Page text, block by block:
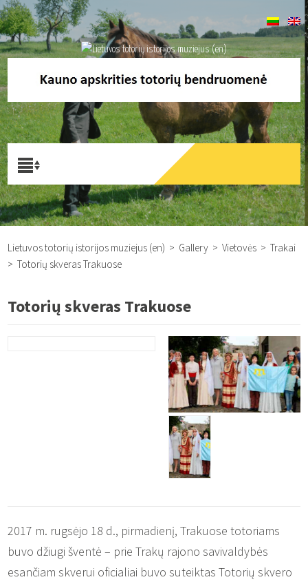
Lietuvos totorių istorijos muziejus (en) > Gallery >Vietovės >Trakai
>Totorių skveras Trakuose
Totorių skveras Trakuose
2017 m. rugsėjo 18 d., pirmadienį, Trakuose totoriams
buvo džiugi šventė – prie Trakų rajono savivaldybės
esančiam skverui oficialiai buvo suteiktas Totorių skvero